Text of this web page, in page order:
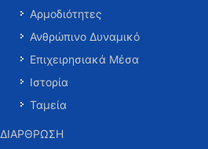
Αρμοδιότητες
Ανθρώπινο Δυναμικό
Επιχειρησιακά Μέσα
Ιστορία
Ταμεία
ΔΙΑΡΘΡΩΣΗ